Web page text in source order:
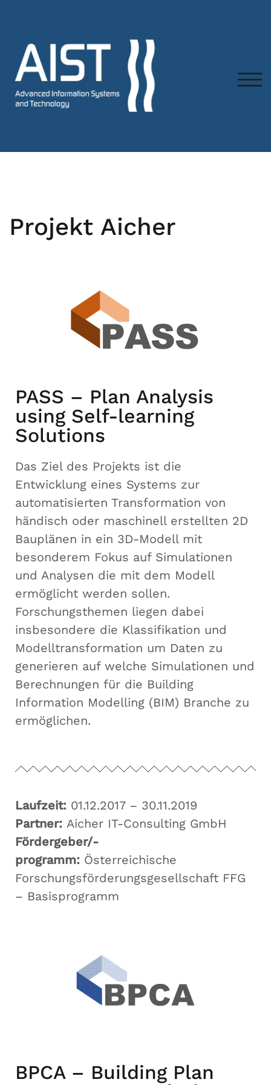
Projekt Aicher
PASS – Plan Analysis
using Self-learning
Solutions
Das Ziel des Projekts ist die
Entwicklung eines Systems zur
automatisierten Transformation von
händisch oder maschinell erstellten 2D
Bauplänen in ein 3D-Modell mit
besonderem Fokus auf Simulationen
und Analysen die mit dem Modell
ermöglicht werden sollen.
Forschungsthemen liegen dabei
insbesondere die Klassifikation und
Modelltransformation um Daten zu
generieren auf welche Simulationen und
Berechnungen für die Building
Information Modelling (BIM) Branche zu
ermöglichen.
Laufzeit: 01.12.2017 – 30.11.2019
Partner: Aicher IT-Consulting GmbH
Fördergeber/-
programm: Österreichische
Forschungsförderungsgesellschaft FFG
– Basisprogramm
BPCA – Building Plan